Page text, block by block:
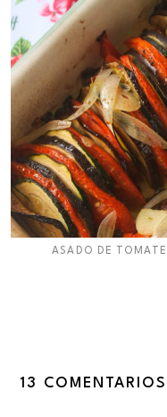
ASADO DE
13 COMENTARIOS